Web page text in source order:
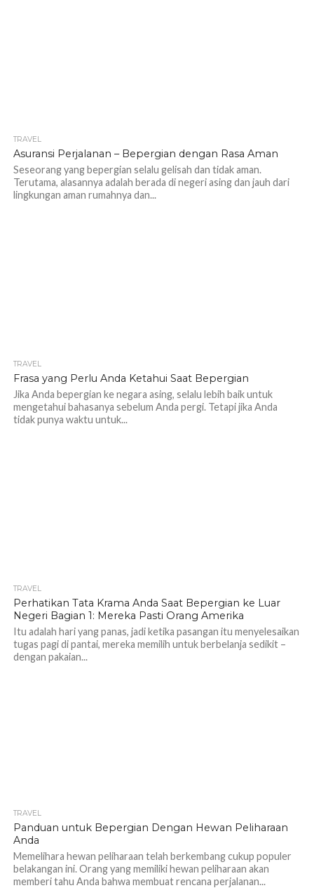
TRAVEL
Asuransi Perjalanan – Bepergian dengan Rasa Aman
Seseorang yang bepergian selalu gelisah dan tidak aman.
Terutama, alasannya adalah berada di negeri asing dan jauh dari
lingkungan aman rumahnya dan...
TRAVEL
Frasa yang Perlu Anda Ketahui Saat Bepergian
Jika Anda bepergian ke negara asing, selalu lebih baik untuk
mengetahui bahasanya sebelum Anda pergi. Tetapi jika Anda
tidak punya waktu untuk...
TRAVEL
Perhatikan Tata Krama Anda Saat Bepergian ke Luar
Negeri Bagian 1: Mereka Pasti Orang Amerika
Itu adalah hari yang panas, jadi ketika pasangan itu menyelesaikan
tugas pagi di pantai, mereka memilih untuk berbelanja sedikit –
dengan pakaian...
TRAVEL
Panduan untuk Bepergian Dengan Hewan Peliharaan
Anda
Memelihara hewan peliharaan telah berkembang cukup populer
belakangan ini. Orang yang memiliki hewan peliharaan akan
memberi tahu Anda bahwa membuat rencana perjalanan...